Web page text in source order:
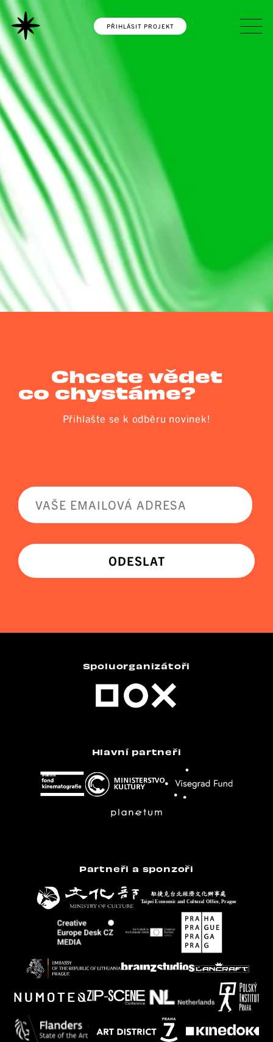
PŘIHLÁSIT PROJEKT
Chcete vědet
co chystáme?
Přihlašte se k odběru novinek!
ODESLAT
Spoluorganizátoři
Hlavní partneři
Partneři a sponzoři